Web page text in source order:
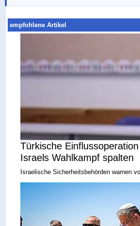
empfohlene Artikel
Türkische Einflussoperation
Israels Wahlkampf spalten
Israelische Sicherheitsbehörden warnen